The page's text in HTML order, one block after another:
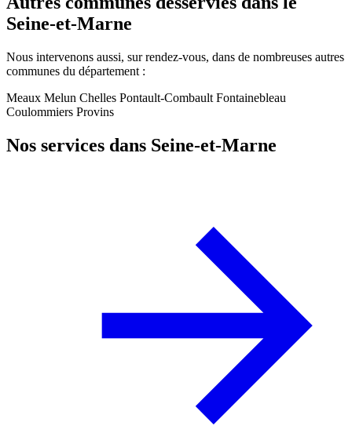
Seine-et-Marne
Nous intervenons aussi, sur rendez-vous, dans de nombreuses autres
communes du département :
Meaux Melun Chelles Pontault-Combault Fontainebleau
Coulommiers Provins
Nos services dans Seine-et-Marne